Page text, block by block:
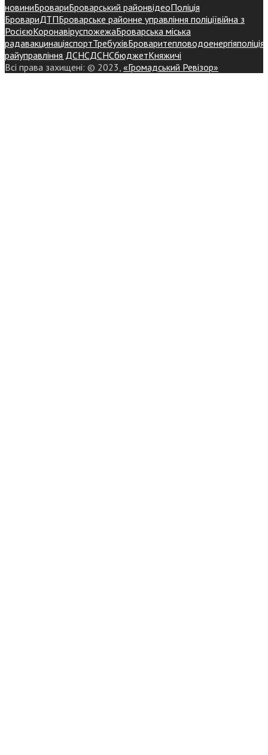
новиниБровариБроварський районвідеоПоліція
БровариДТПБроварське районне управління поліціївійна з
РосієюКоронавіруспожежаБроварська міська
радавакцинаціяспортТребухівБроваритепловодоенергіяполіція
райуправління ДСНСДСНСбюджетКняжичі
Всі права захищені: © 2023, «Громадський Ревізор»